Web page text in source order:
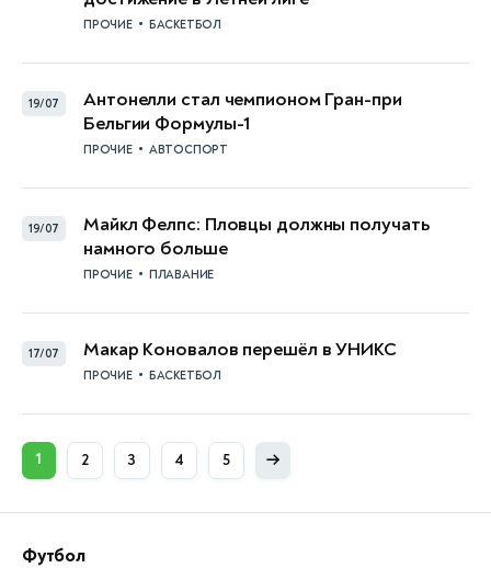
ПРОЧИЕ • БАСКЕТБОЛ
19/07
Антонелли стал чемпионом Гран-при
Бельгии Формулы-1
ПРОЧИЕ • АВТОСПОРТ
19/07
Майкл Фелпс: Пловцы должны получать
намного больше
ПРОЧИЕ • ПЛАВАНИЕ
17/07 Макар Коновалов перешёл в УНИКС
ПРОЧИЕ • БАСКЕТБОЛ
1 2 3 4 5 →
Футбол